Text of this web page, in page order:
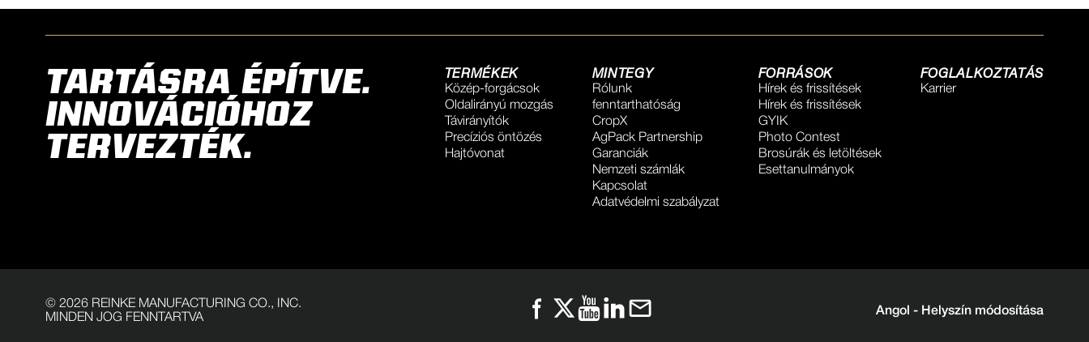
TARTÁSRA ÉPÍTVE.
INNOVÁCIÓHOZ
TERVEZTÉK.
TERMÉKEK
Közép-forgácsok
Oldalirányú mozgás
Távirányítók
Precíziós öntözés
Hajtóvonat
MINTEGY
Rólunk
fenntarthatóság
CropX
AgPack Partnership
Garanciák
Nemzeti számlák
Kapcsolat
Adatvédelmi szabályzat
FORRÁSOK
Hírek és frissítések
Hírek és frissítések
GYIK
Photo Contest
Brosúrák és letöltések
Esettanulmányok
FOGLALKOZTATÁS
Karrier
© 2026 REINKE MANUFACTURING CO., INC.
MINDEN JOG FENNTARTVA
Angol - Helyszín módosítása